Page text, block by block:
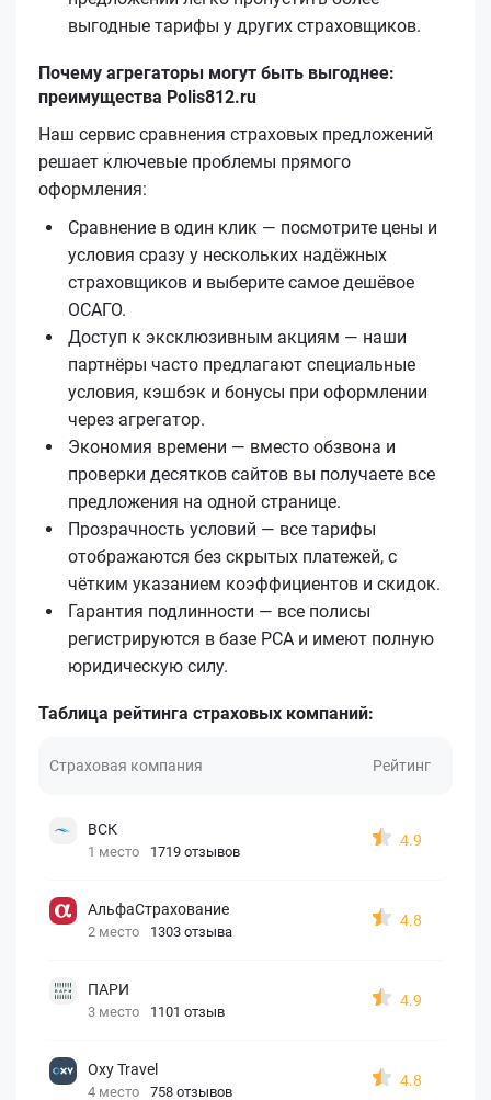
выгодные тарифы у других страховщиков.
Почему агрегаторы могут быть выгоднее:
преимущества Polis812.ru
Наш сервис сравнения страховых предложений
решает ключевые проблемы прямого
оформления:
Сравнение в один клик — посмотрите цены и
условия сразу у нескольких надёжных
страховщиков и выберите самое дешёвое
ОСАГО.
Доступ к эксклюзивным акциям — наши
партнёры часто предлагают специальные
условия, кэшбэк и бонусы при оформлении
через агрегатор.
Экономия времени — вместо обзвона и
проверки десятков сайтов вы получаете все
предложения на одной странице.
Прозрачность условий — все тарифы
отображаются без скрытых платежей, с
чётким указанием коэффициентов и скидок.
Гарантия подлинности — все полисы
регистрируются в базе РСА и имеют полную
юридическую силу.
Таблица рейтинга страховых компаний:
Страховая компания Рейтинг
ВСК
1 место 1719 отзывов
4.9
АльфаСтрахование
2 место 1303 отзыва
4.8
ПАРИ
3 место 1101 отзыв
4.9
Oxy Travel
4 место 758 отзывов
4.8